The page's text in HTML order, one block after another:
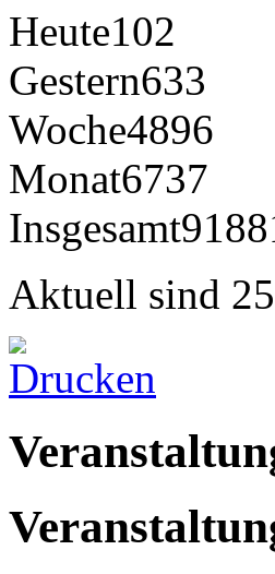
Heute102
Gestern633
Woche4896
Monat6737
Insgesamt
Aktuell sind